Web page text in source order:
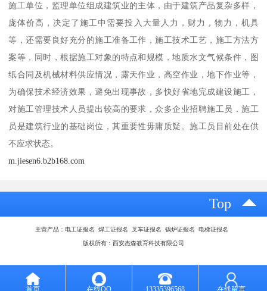
施工单位，监理单位组成建筑业的主体，由于建筑产品复杂多样，
庞体价高，决定了施工中需要投入大量人力，财力，物力，机具
等，还需要良好充分的施工准备工作，施工技术工艺，施工方法方
案等，同时，根据施工对象的特点和规模，地质水文气候条件，图
纸合同及机械材料供应情况，露天作业，高空作业，地下作业等，
为确保技术经济效果，避免出现事故，多快好省地完成建设施工，
对施工管理技术人员提出较高的要求，众多企业招聘施工员．施工
员是建筑行业的基础岗位，其重要性毋庸质疑。施工员目前处在供
不应求状态。
m.jiesen6.b2b168.com
Top
主营产品：电工证报名 焊工证报名 叉车证报名 锅炉证报名 电梯证报名
版权所有：西安杰森教育科技有限公司
首页 在线QQ 13335396568 在线留言